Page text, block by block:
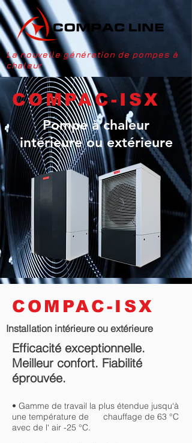
La nouvelle génération de pompes à
chaleur
COMPAC-ISX
Pompe à chaleur
intérieure ouextérieure
COMPAC-ISX
Efficacité exceptionnelle.
Meilleur confort. Fiabilité
éprouvée.
• Gamme de travail la plus étendue jusqu‘à
une température de chauffage de 63 °C
avec de l‘ air -25 °C.
Installation intérieure ou extérieure